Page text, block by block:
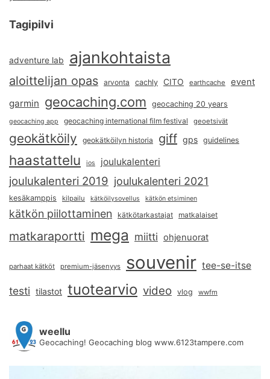
Tagipilvi
adventure lab ajankohtaista
aloittelijan opas arvonta cachly CITO earthcache event
garmin geocaching.com geocaching 20 years
geocaching app geocaching international film festival geoetsivät
geokätköily geokätköilyn historia giff gps guidelines
haastattelu ios joulukalenteri
joulukalenteri 2019 joulukalenteri 2021
kesäkamppis kilpailu kätköilysovellus kätkön etsiminen
kätkön piilottaminen kätkötarkastajat matkalaiset
matkaraportti mega miitti ohjenuorat
parhaat kätköt premium-jäsenyys souvenir tee-se-itse
testi tilastot tuotearvio video vlog wwfm
weellu
Geocaching! Geocaching blog www.6123tampere.com